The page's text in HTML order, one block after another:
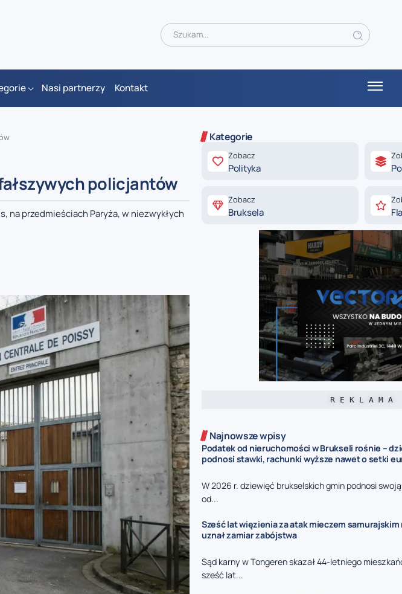
Nasi partnerzy Kontakt
policjantów
na przedmieściach Paryża, w niezwykłych
Kategorie
Zobacz
Polityka
Zobacz
Bruksela
R E K L A M A
Najnowsze wpisy
Podatek od nieruchomości w Brukseli rośnie –
podnosi stawki, rachunki wyższe nawet o setki
W 2026 r. dziewięć brukselskich gmin podnosi
od...
Sześć lat więzienia za atak mieczem samurajskim
uznał zamiar zabójstwa
Sąd karny w Tongeren skazał 44-letniego
sześć lat...